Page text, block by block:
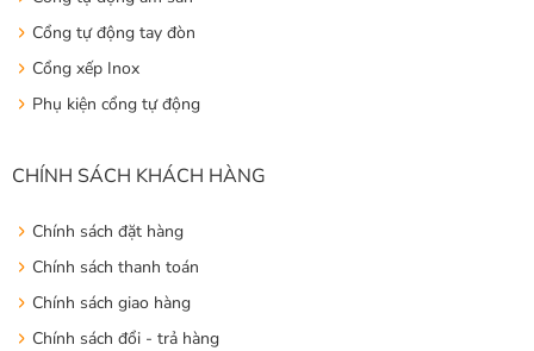
Cổng tự động tay đòn
Cổng xếp Inox
Phụ kiện cổng tự động
CHÍNH SÁCH KHÁCH HÀNG
Chính sách đặt hàng
Chính sách thanh toán
Chính sách giao hàng
Chính sách đổi - trả hàng